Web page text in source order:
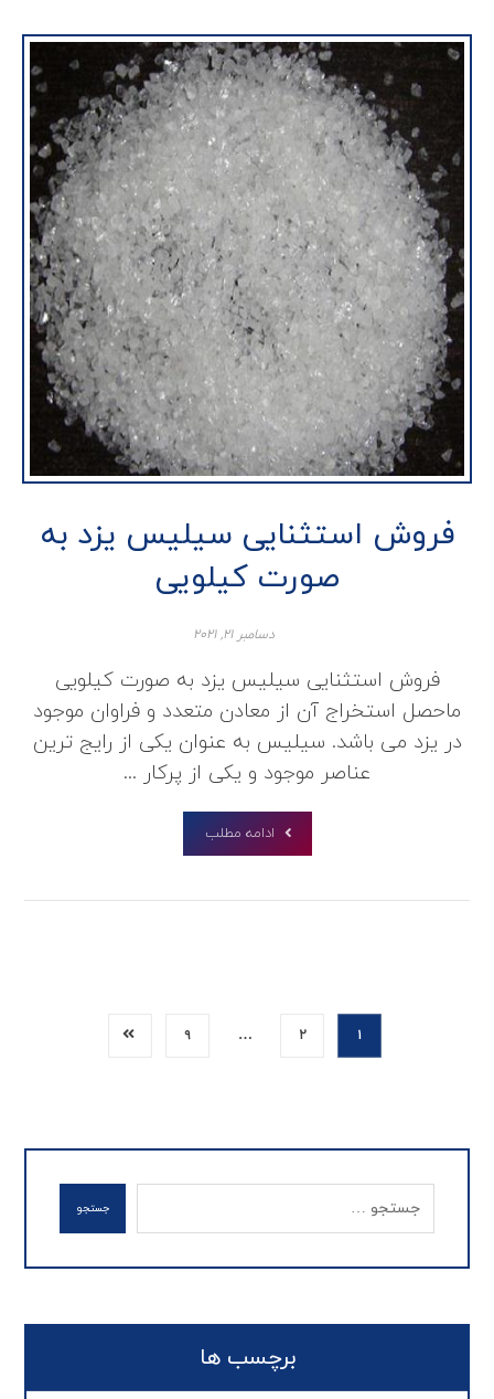
فروش استثنایی سیلیس یزد به
صورت کیلویی
دسامبر ۲۱, ۲۰۲۱
فروش استثنایی سیلیس یزد به صورت کیلویی
ماحصل استخراج آن از معادن متعدد و فراوان موجود
در یزد می باشد. سیلیس به عنوان یکی از رایج ترین
عناصر موجود و یکی از پرکار ...
ادامه مطلب
۱ ۲ … ۹
جستجو
برچسب ها